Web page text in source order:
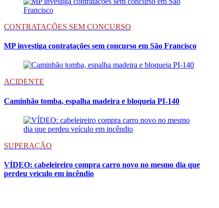
CONTRATAÇÕES SEM CONCURSO
MP investiga contratações sem concurso em São Francisco
ACIDENTE
Caminhão tomba, espalha madeira e bloqueia PI-140
SUPERAÇÃO
VÍDEO: cabeleireiro compra carro novo no mesmo dia que
perdeu veículo em incêndio